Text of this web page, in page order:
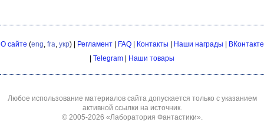
О сайте (eng fra укр) | Регламент| FAQ| Контакты | Наши награды | ВКонтакте
| Telegram | Наши товары
Любое использование материалов сайта допускается только с указанием
активной ссылки на источник.
© 2005-2026 «Лаборатория Фантастики»